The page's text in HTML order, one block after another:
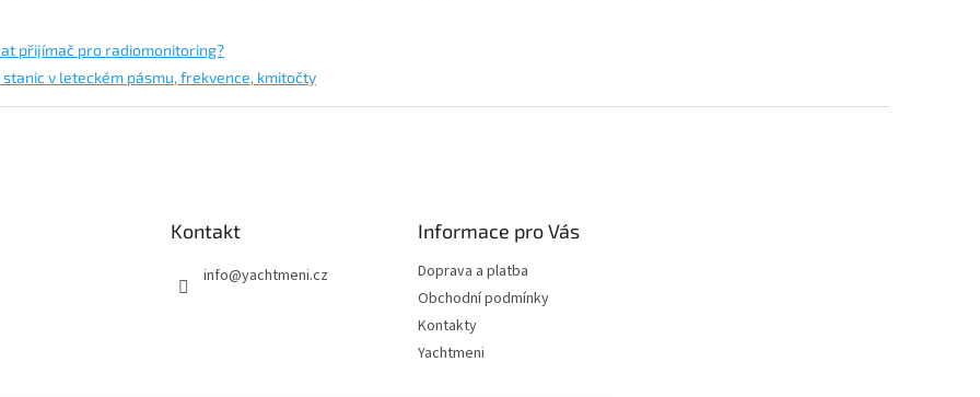
přijímač pro radiomonitoring?
stanic v leteckém pásmu, frekvence, kmitočty
Kontakt
info@yachtmeni.cz
Informace pro Vás
Doprava a platba
Obchodní podmínky
Kontakty
Yachtmeni